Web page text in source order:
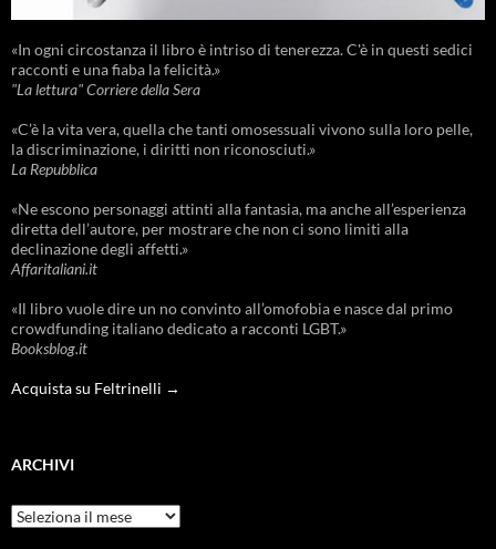
«In ogni circostanza il libro è intriso di tenerezza. C'è in questi sedici
racconti e una fiaba la felicità.»
"La lettura" Corriere della Sera
«C’è la vita vera, quella che tanti omosessuali vivono sulla loro pelle,
la discriminazione, i diritti non riconosciuti.»
La Repubblica
«Ne escono personaggi attinti alla fantasia, ma anche all’esperienza
diretta dell’autore, per mostrare che non ci sono limiti alla
declinazione degli affetti.»
Affaritaliani.it
«Il libro vuole dire un no convinto all’omofobia e nasce dal primo
crowdfunding italiano dedicato a racconti LGBT.»
Booksblog.it
Acquista su Feltrinelli →
ARCHIVI
Archivi